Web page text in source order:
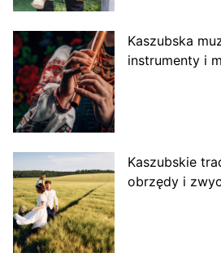
Kaszubska
instrumenty i
Kaszubskie
obrzędy i